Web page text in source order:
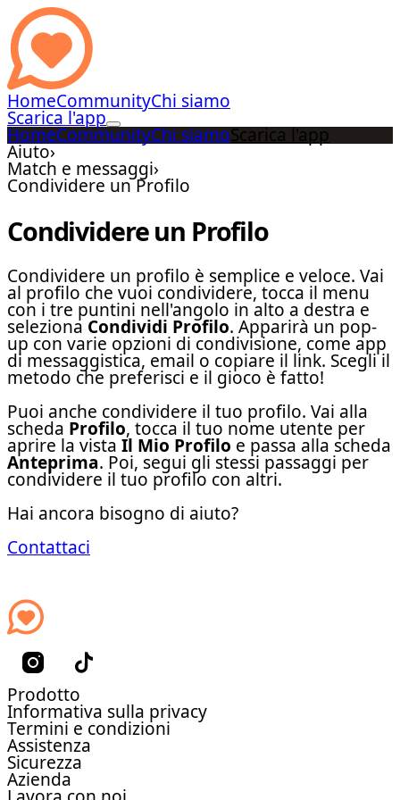
HomeCommunityChi siamo
Scarica l'app
HomeCommunityChi siamoScarica l'app
Aiuto›
Match e messaggi›
Condividere un Profilo
Condividere un Profilo
Condividere un profilo è semplice e veloce. Vai
al profilo che vuoi condividere, tocca il menu
con i tre puntini nell'angolo in alto a destra e
seleziona Condividi Profilo. Apparirà un pop-
up con varie opzioni di condivisione, come app
di messaggistica, email o copiare il link. Scegli il
metodo che preferisci e il gioco è fatto!
Puoi anche condividere il tuo profilo. Vai alla
scheda Profilo, tocca il tuo nome utente per
aprire la vista Il Mio Profilo e passa alla scheda
Anteprima. Poi, segui gli stessi passaggi per
condividere il tuo profilo con altri.
Hai ancora bisogno di aiuto?
Contattaci
Prodotto
Informativa sulla privacy
Termini e condizioni
Assistenza
Sicurezza
Azienda